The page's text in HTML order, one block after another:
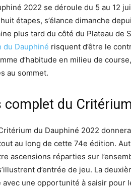
2022 se déroule du 5 au 12
étapes, s’élance dimanche
plus tard du côté du Plateau de
du Dauphiné risquent d’être le
d’habitude en milieu de
au sommet.
complet du
du Dauphiné 2022
au long de cette 74e édition.
ascensions réparties sur
d’entrée de jeu. La
avec une opportunité à saisir pour